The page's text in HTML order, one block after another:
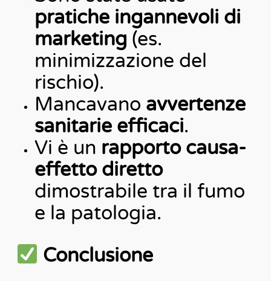
pratiche ingannevoli di
marketing (es.
minimizzazione del
rischio).
Mancavano avvertenze
sanitarie efficaci.
Vi è un rapporto causa-
effetto diretto
dimostrabile tra il fumo
e la patologia.
Conclusione